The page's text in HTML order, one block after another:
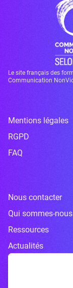
Le site français des
Communication
Mentions légales
RGPD
FAQ
Nous contacter
Qui sommes-
Ressources
Actualités